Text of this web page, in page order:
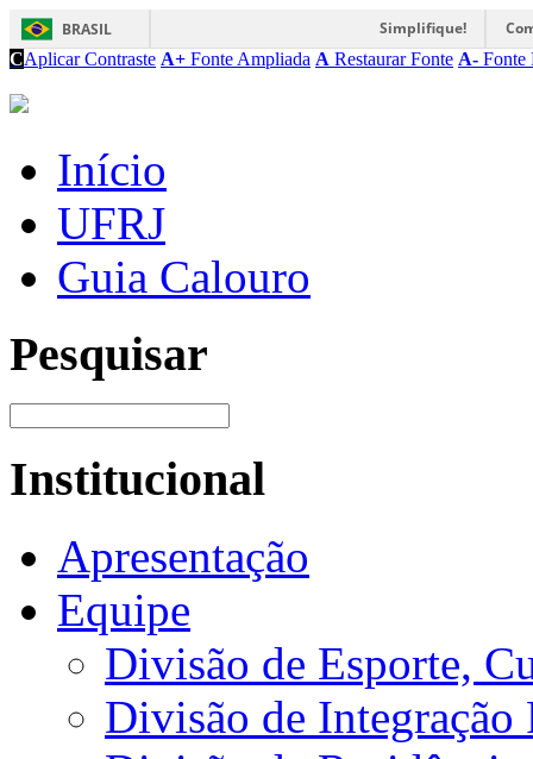
BRASIL Simplifique!
CAplicar Contraste A+ Fonte Ampliada A Restaurar Fonte A- Fonte
Início
UFRJ
Guia Calouro
Pesquisar
Institucional
Apresentação
Equipe
Divisão de Esporte,
Divisão de Integração